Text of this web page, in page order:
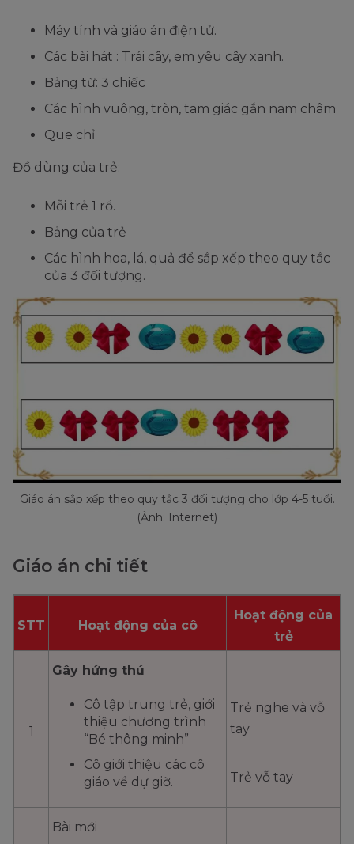
Máy tính và giáo án điện tử.
Các bài hát : Trái cây, em yêu cây xanh.
Bảng từ: 3 chiếc
Các hình vuông, tròn, tam giác gắn nam châm
Que chỉ
Đồ dùng của trẻ:
Mỗi trẻ 1 rổ.
Bảng của trẻ
Các hình hoa, lá, quả để sắp xếp theo quy tắc
của 3 đối tượng.
Giáo án sắp xếp theo quy tắc 3 đối tượng cho lớp 4-5 tuổi.
(Ảnh: Internet)
Giáo án chi tiết
STT Hoạt động của cô
Hoạt động của
trẻ
1
Gây hứng thú
Cô tập trung trẻ, giới
thiệu chương trình
“Bé thông minh”
Cô giới thiệu các cô
giáo về dự giờ.
Trẻ nghe và vỗ
tay
Trẻ vỗ tay
Bài mới